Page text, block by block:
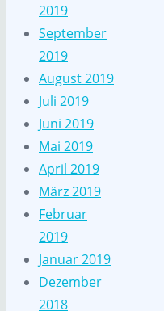
2019
September
2019
August 2019
Juli 2019
Juni 2019
Mai 2019
April 2019
März 2019
Februar
2019
Januar 2019
Dezember
2018